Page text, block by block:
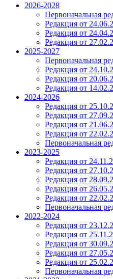
2026-2028
Первоначальная
Редакция от
Редакция от
Редакция от
2025-2027
Первоначальная
Редакция от
Редакция от
Редакция от
2024-2026
Редакция от
Редакция от
Редакция от
Редакция от
Первоначальная
2023-2025
Редакция от
Редакция от
Редакция от
Редакция от
Редакция от
Первоначальная
2022-2024
Редакция от
Редакция от
Редакция от
Редакция от
Редакция от
Первоначальная